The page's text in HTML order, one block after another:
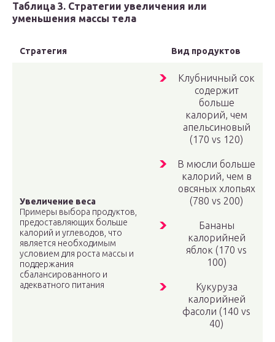
Таблица 3. Стратегии увеличения или
уменьшения массы тела
Стратегия Вид продуктов
Увеличение веса
Примеры выбора продуктов,
предоставляющих больше
калорий и углеводов, что
является необходимым
условием для роста массы и
поддержания
сбалансированного и
адекватного питания
Клубничный сок
содержит
больше
калорий, чем
апельсиновый
(170 vs 120)
В мюсли больше
калорий, чем в
овсяных хлопьях
(780 vs 200)
Бананы
калорийней
яблок (170 vs
100)
Кукуруза
калорийней
фасоли (140 vs
40)